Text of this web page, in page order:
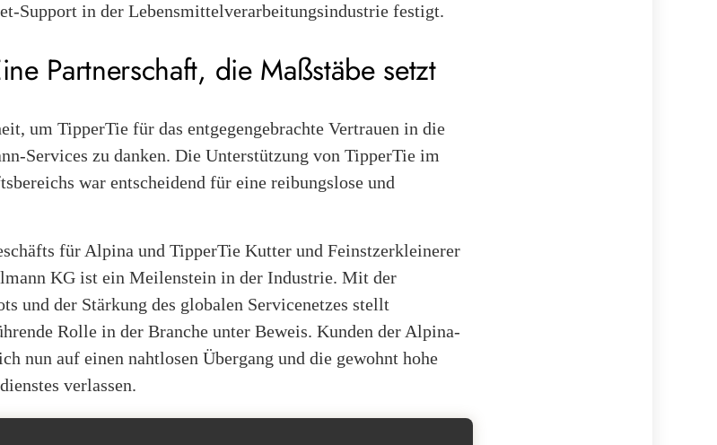
Support in der Lebensmittelverarbeitungsindustrie festigt.
Partnerschaft, die Maßstäbe setzt
um TipperTie für das entgegengebrachte Vertrauen in die
Services zu danken. Die Unterstützung von TipperTie im
war entscheidend für eine reibungslose und
für Alpina und TipperTie Kutter und Feinstzerkleinerer
KG ist ein Meilenstein in der Industrie. Mit der
und der Stärkung des globalen Servicenetzes stellt
Rolle in der Branche unter Beweis. Kunden der Alpina-
nun auf einen nahtlosen Übergang und die gewohnt hohe
verlassen.